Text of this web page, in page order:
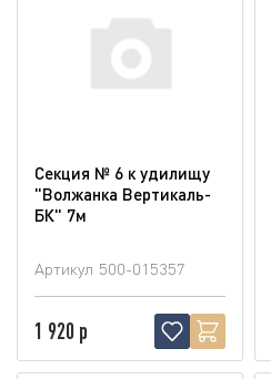
Секция № 6 к удилищу
"Волжанка Вертикаль-
БК" 7м
Артикул 500-015357
1 920 р